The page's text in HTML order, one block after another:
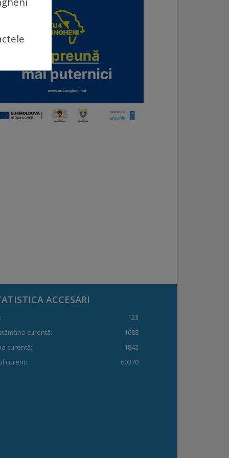
ACCESARI
123
curentă:
1688
curentă:
1842
curent:
60370